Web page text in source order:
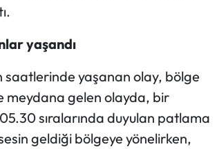
yaşandı
saatlerinde yaşanan olay, bölge
meydana gelen olayda, bir
sıralarında duyulan patlama
geldiği bölgeye yönelirken,